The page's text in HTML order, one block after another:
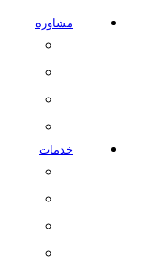
مشاوره
خدمات